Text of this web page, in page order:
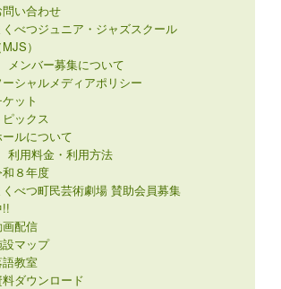
問い合わせ
くべつジュニア・ジャズスクール
MJS）
メンバー募集について
ーシャルメディアポリシー
ット
ピックス
ルについて
利用料金・利用方法
８年度
くべつ町民芸術劇場 賛助会員募集
配信
マップ
教室
料ダウンロード